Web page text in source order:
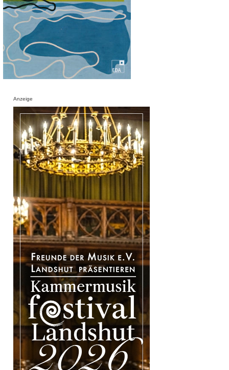
Anzeige